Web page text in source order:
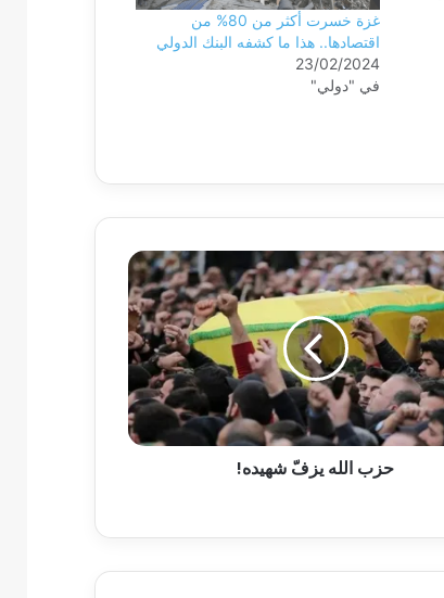
غزة خسرت أكثر من 80% من
اقتصادها.. هذا ما كشفه البنك الدولي
23/02/2024
في "دولي"
حزب الله يزفّ شهيده!